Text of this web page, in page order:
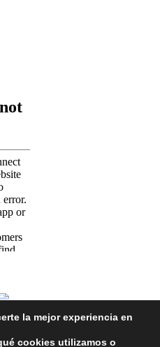
la mejor experiencia en
cookies utilizamos o